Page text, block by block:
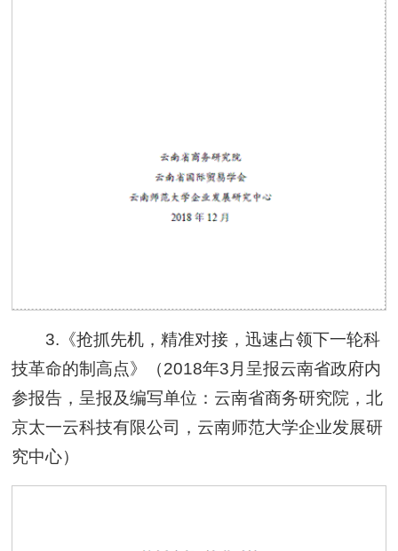
3.《抢抓先机，精准对接，迅速占领下一轮科
技革命的制高点》（2018年3月呈报云南省政府内
参报告，呈报及编写单位：云南省商务研究院，北
京太一云科技有限公司，云南师范大学企业发展研
究中心）